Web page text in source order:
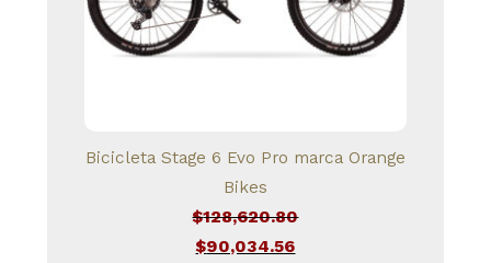
Bicicleta Stage 6 Evo Pro marca Orange
Bikes
$128,620.80
El
$90,034.56